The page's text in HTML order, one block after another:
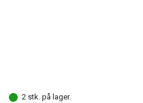
2 stk. på lager.